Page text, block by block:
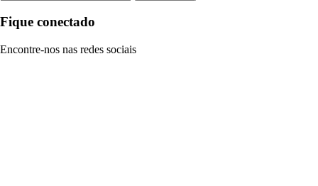
Fique conectado
Encontre-nos nas redes sociais